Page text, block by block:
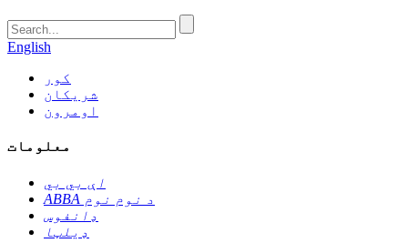
English
کور
شریکان
اومرون
معلومات
اې بي بي
ABBA د نوم نوم
ډانفوس
ډیلټا